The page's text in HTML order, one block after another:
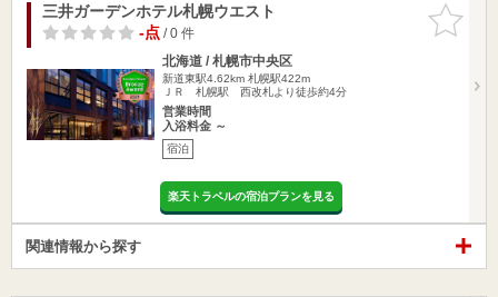
お気に入
りに追加
三井ガーデンホテル札幌ウエスト
-点/ 0 件
北海道 / 札幌市中央区
新道東駅4.62km 札幌駅422m
ＪＲ 札幌駅 西改札より徒歩約4分
営業時間
入浴料金 ～
宿泊
楽天トラベルの宿泊プランを見る
関連情報から探す